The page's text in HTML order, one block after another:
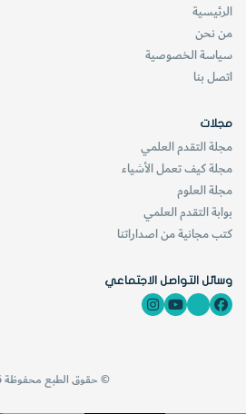
الرئيسية
من نحن
سياسة الخصوصية
اتصل بنا
مجلات
مجلة التقدم العلمي
مجلة كيف تعمل الأشياء
مجلة العلوم
بوابة التقدم العلمي
كتب مجانية من اصداراتنا
وسائل التواصل الاجتماعي
© حقوق الطبع محفوظة 2026